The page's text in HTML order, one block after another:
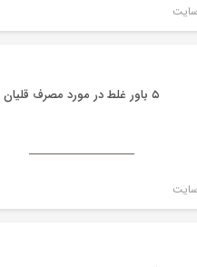
۵ باور غلط در مورد مصرف قلیان